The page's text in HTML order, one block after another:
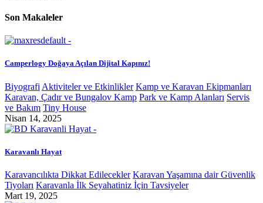
Son Makaleler
Camperlogy Doğaya Açılan Dijital Kapınız!
Biyografi Aktiviteler ve Etkinlikler Kamp ve Karavan Ekipmanları
Karavan, Çadır ve Bungalov Kamp Park ve Kamp Alanları Servis
ve Bakım Tiny House
Nisan 14, 2025
Karavanlı Hayat
Karavancılıkta Dikkat Edilecekler Karavan Yaşamına dair Güvenlik
Tiyoları Karavanla İlk Seyahatiniz İçin Tavsiyeler
Mart 19, 2025